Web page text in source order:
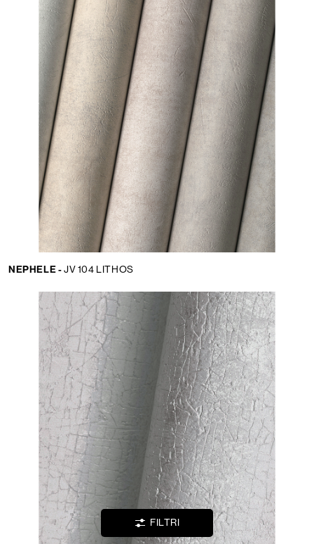
LOCATOR
WISHLIST
FILTRI
NEPHELE -JV 104 LITHOS